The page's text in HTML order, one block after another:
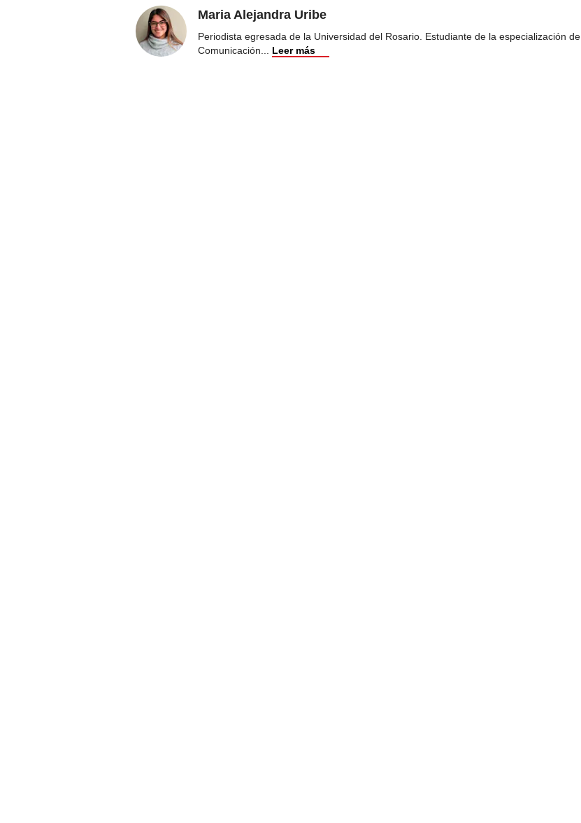
Maria Alejandra Uribe
Periodista egresada de la Universidad del Rosario. Estudiante de la especialización de
Comunicación... Leer más